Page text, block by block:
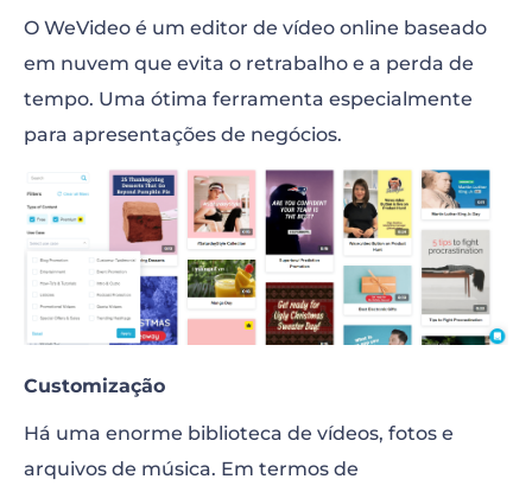
O WeVideo é um editor de vídeo online baseado
em nuvem que evita o retrabalho e a perda de
tempo. Uma ótima ferramenta especialmente
para apresentações de negócios.
Customização
Há uma enorme biblioteca de vídeos, fotos e
arquivos de música. Em termos de